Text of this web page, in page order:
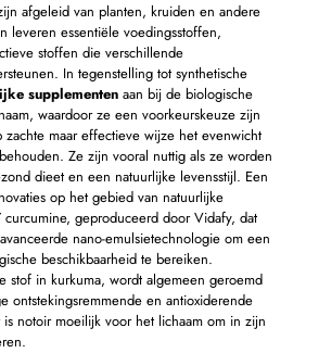
afgeleid van planten, kruiden en andere
leveren essentiële voedingsstoffen,
stoffen die verschillende
In tegenstelling tot synthetische
supplementenaan bij de biologische
waardoor ze een voorkeurskeuze zijn
maar effectieve wijze het evenwicht
Ze zijn vooral nuttig als ze worden
dieet en een natuurlijke levensstijl. Een
op het gebied van natuurlijke
geproduceerd door Vidafy, dat
nano-emulsietechnologie om een
beschikbaarheid te bereiken.
stof in kurkuma, wordt algemeen geroemd
ontstekingsremmende en antioxiderende
notoir moeilijk voor het lichaam om in zijn